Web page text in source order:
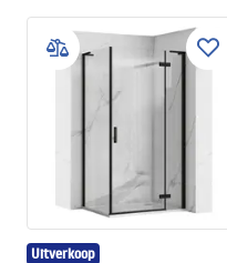
Uitverkoop